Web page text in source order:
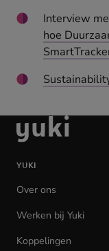
Interview
hoe
Ga
naar
homepage
YUKI
Over ons
Werken bij Yuki
Koppelingen